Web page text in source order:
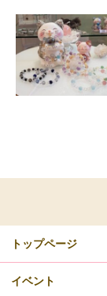
トップページ
イベント